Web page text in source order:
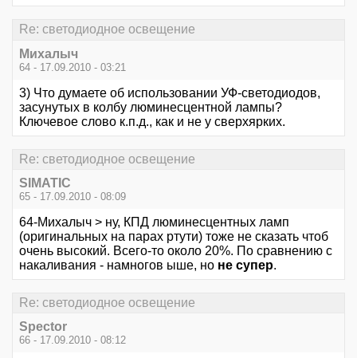
Re: светодиодное освещение
Михалыч
64 - 17.09.2010 - 03:21
3) Что думаете об использовании УФ-светодиодов,
засунутых в колбу люминесцентной лампы?
Ключевое слово к.п.д., как и не у сверхярких.
Re: светодиодное освещение
SIMATIC
65 - 17.09.2010 - 08:09
64-Михалыч > ну, КПД люминесцентных ламп
(оригинальных на парах ртути) тоже не сказать чтоб
очень высокий. Всего-то около 20%. По сравнению с
накаливания - намногов ыше, но не супер.
Re: светодиодное освещение
Spector
66 - 17.09.2010 - 08:12